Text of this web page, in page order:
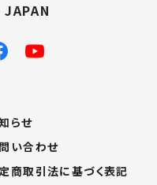
JAPAN
らせ
い合わせ
商取引法に基づく表記